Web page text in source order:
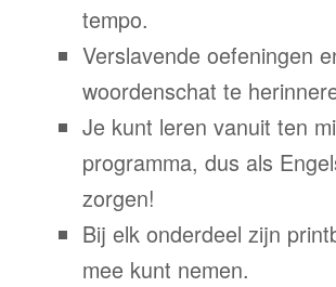
tempo.
Verslavende oefeningen
woordenschat te
Je kunt leren vanuit ten
programma, dus als
zorgen!
Bij elk onderdeel zijn
mee kunt nemen.